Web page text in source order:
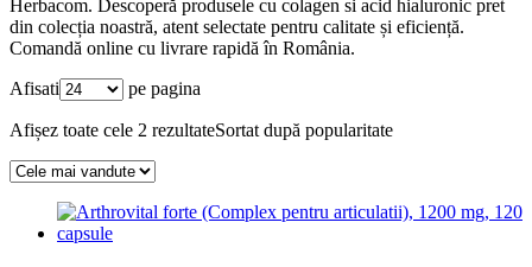
Herbacom. Descoperă produsele cu colagen si acid hialuronic pret
din colecția noastră, atent selectate pentru calitate și eficiență.
Comandă online cu livrare rapidă în România.
Afisati
pe pagina
Afișez toate cele 2 rezultateSortat după popularitate